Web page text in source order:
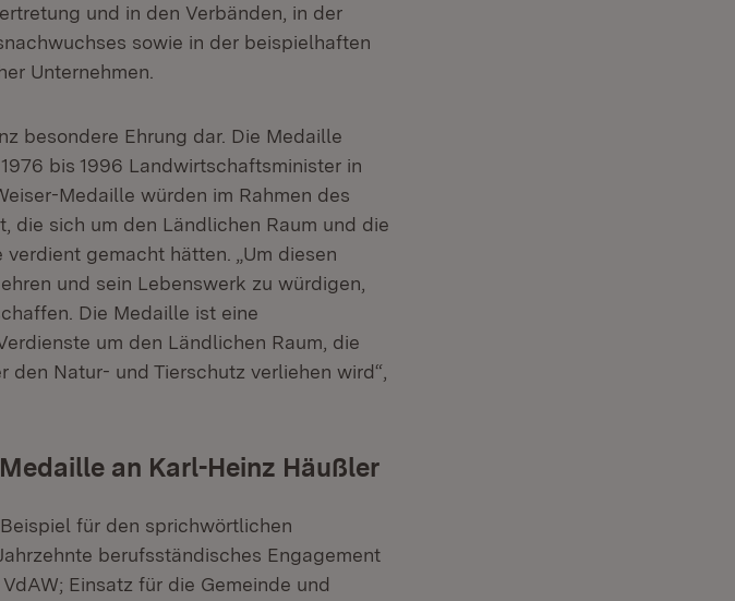
und in den Verbänden, in der
sowie in der beispielhaften
Unternehmen.
besondere Ehrung dar. Die Medaille
bis 1996 Landwirtschaftsminister in
Medaille würden im Rahmen des
die sich um den Ländlichen Raum und die
gemacht hätten. „Um diesen
und sein Lebenswerk zu würdigen,
Die Medaille ist eine
um den Ländlichen Raum, die
Natur- und Tierschutz verliehen wird“,
an Karl-Heinz Häußler
für den sprichwörtlichen
berufsständisches Engagement
Einsatz für die Gemeinde und